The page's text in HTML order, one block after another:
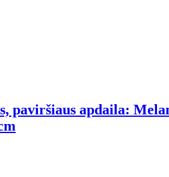
paviršiaus apdaila: